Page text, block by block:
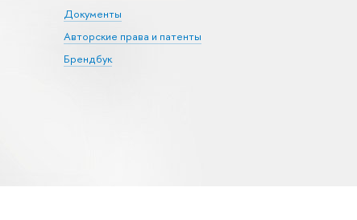
Документы
Авторские права и патенты
Брендбук